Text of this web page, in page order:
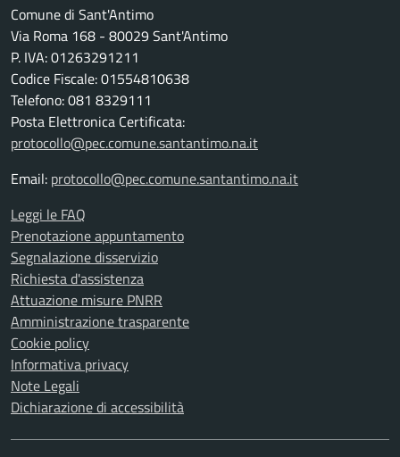
Comune di Sant'Antimo
Via Roma 168 - 80029 Sant'Antimo
P. IVA: 01263291211
Codice Fiscale: 01554810638
Telefono: 081 8329111
Posta Elettronica Certificata:
protocollo@pec.comune.santantimo.na.it
Email: protocollo@pec.comune.santantimo.na.it
Leggi le FAQ
Prenotazione appuntamento
Segnalazione disservizio
Richiesta d'assistenza
Attuazione misure PNRR
Amministrazione trasparente
Cookie policy
Informativa privacy
Note Legali
Dichiarazione di accessibilità